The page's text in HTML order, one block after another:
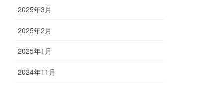
2025年3月
2025年2月
2025年1月
2024年11月